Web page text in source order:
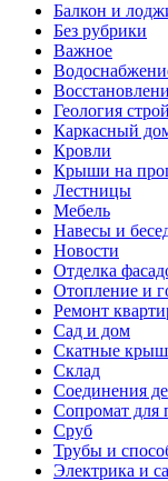
Балкон и
Без рубрики
Важное
Геология
Каркасный
Кровли
Крыши на
Лестницы
Мебель
Навесы и
Новости
Отделка
Отопление и
Ремонт
Сад и дом
Скатные
Склад
Соединения
Сопромат для
Сруб
Трубы и
Электрика и